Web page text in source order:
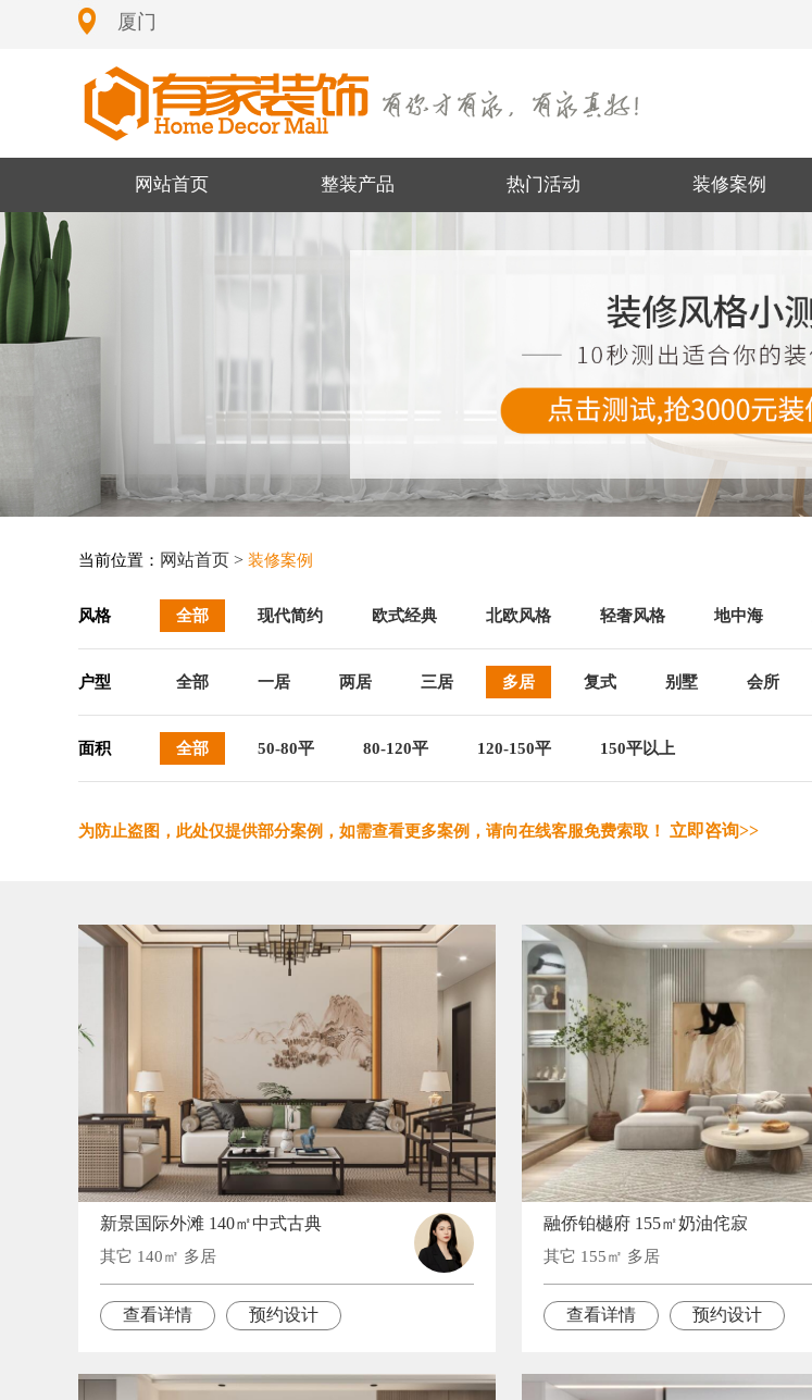
厦门
网站首页 整装产品 热门活动 装修案例
当前位置： 网站首页 > 装修案例
风格 全部 现代简约 欧式经典 北欧风格 轻奢风格 地中海
户型 全部 一居 两居 三居 多居 复式 别墅 会所
面积 全部 50-80平 80-120平 120-150平 150平以上
为防止盗图，此处仅提供部分案例，如需查看更多案例，请向在线客服免费索取！ 立即咨询>>
新景国际外滩 140㎡中式古典
其它 140㎡ 多居
查看详情 预约设计
融侨铂樾府 155㎡奶油侘寂
其它 155㎡ 多居
查看详情 预约设计